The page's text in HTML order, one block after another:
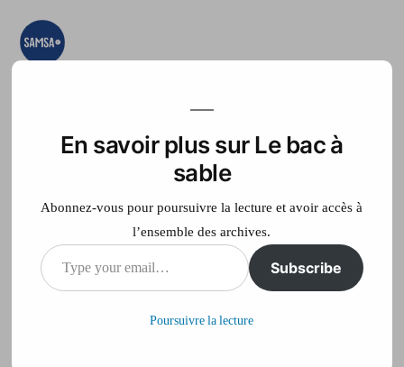
Aller
teste, on expérimente
Accueil France Télé
Il ne regardera plus
vers l’avenir
En savoir plus sur Le bac à
sable
Abonnez-vous pour poursuivre la lecture et avoir accès à
l’ensemble des archives.
Type
your
Subscribe
Poursuivre la lecture